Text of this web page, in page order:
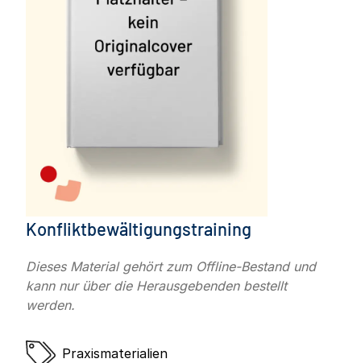
Konfliktbewältigungstraining
Dieses Material gehört zum Offline-Bestand und
kann nur über die Herausgebenden bestellt
werden.
Praxismaterialien